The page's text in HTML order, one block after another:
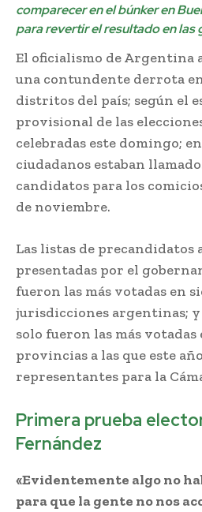
comparecer en el búnker en
para revertir el resultado en las
El oficialismo de Argentina
una contundente derrota
distritos del país; según el
provisional de las
celebradas este domingo;
ciudadanos estaban
candidatos para los
de noviembre.
Las listas de precandidatos
presentadas por el
fueron las más votadas en
jurisdicciones argentinas; y
solo fueron las más votadas
provincias a las que este
representantes para la
Primera prueba
Fernández
«Evidentemente algo no
para que la gente no nos